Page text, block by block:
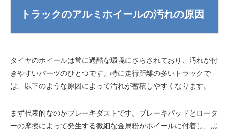
トラックのアルミホイールの汚れの原因
タイヤのホイールは常に過酷な環境にさらされており、汚れが付
きやすいパーツのひとつです。特に走行距離の多いトラックで
は、以下のような原因によって汚れが蓄積しやすくなります。
まず代表的なのがブレーキダストです。ブレーキパッドとロータ
ーの摩擦によって発生する微細な金属粉がホイールに付着し、黒